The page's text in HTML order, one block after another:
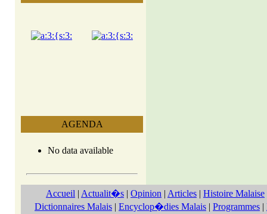
AGENDA
No data available
Accueil | Actualit�s | Opinion | Articles | Histoire Malaise
Dictionnaires Malais | Encyclop�dies Malais | Programmes |